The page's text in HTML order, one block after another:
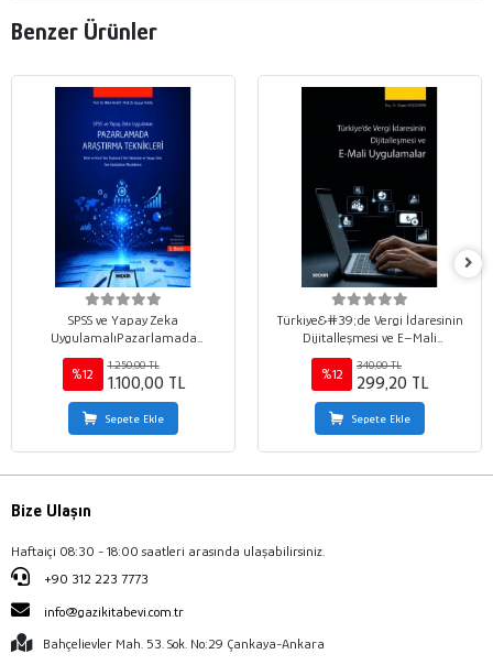
Benzer Ürünler
SPSS ve Yapay Zeka
UygulamalıPazarlamada
Araştırma Teknikleri Nitel ve Nicel
Veri Toplama ¦ Veri Tabanları ve
Yapay Zeka İleri İstatistiksel
%12
1.250,00 TL
1.100,00 TL
Sepete Ekle
Türkiye&#39;de Vergi İdaresinin
Dijitalleşmesi ve E–Mali
Uygulamalar
%12
340,00 TL
299,20 TL
Sepete Ekle
Bize Ulaşın
Haftaiçi 08:30 - 18:00 saatleri arasında ulaşabilirsiniz.
+90 312 223 7773
info@gazikitabevi.com.tr
Bahçelievler Mah. 53. Sok. No:29 Çankaya-Ankara